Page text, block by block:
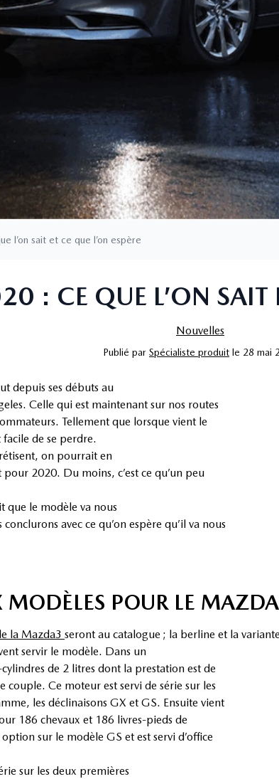
l’on sait et ce que l’on espère
: CE QUE L’ON SAIT
Nouvelles
Publié par Spécialiste produit le 28 mai
depuis ses débuts au
Celle qui est maintenant sur nos routes
Tellement que lorsque vient le
de se perdre.
on pourrait en
2020. Du moins, c’est ce qu’un peu
que le modèle va nous
avec ce qu’on espère qu’il va nous
MODÈLES POUR LE
la Mazda3 seront au catalogue ; la berline et la
servir le modèle. Dans un
de 2 litres dont la prestation est de
couple. Ce moteur est servi de série sur les
les déclinaisons GX et GS. Ensuite vient
186 chevaux et 186 livres-pieds de
sur le modèle GS et est servi d’office
sur les deux premières